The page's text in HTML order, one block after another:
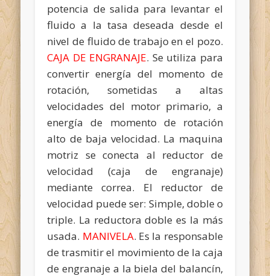
potencia de salida para levantar el
fluido a la tasa deseada desde el
nivel de fluido de trabajo en el pozo.
CAJA DE ENGRANAJE. Se utiliza para
convertir energía del momento de
rotación, sometidas a altas
velocidades del motor primario, a
energía de momento de rotación
alto de baja velocidad. La maquina
motriz se conecta al reductor de
velocidad (caja de engranaje)
mediante correa. El reductor de
velocidad puede ser: Simple, doble o
triple. La reductora doble es la más
usada. MANIVELA. Es la responsable
de trasmitir el movimiento de la caja
de engranaje a la biela del balancín,